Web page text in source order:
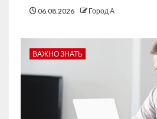
06.08.2026 Город А
ВАЖНО ЗНАТЬ